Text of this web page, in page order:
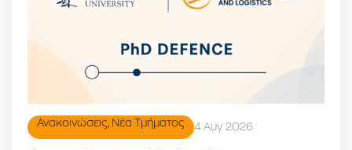
Ανακοινώσεις Νέα Τμήματος 4 Αυγ 2026